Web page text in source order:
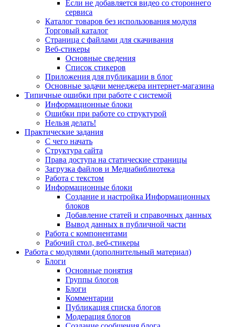
Если не добавляется видео со стороннего
сервиса
Каталог товаров без использования модуля
Торговый каталог
Страница с файлами для скачивания
Веб-стикеры
Основные сведения
Список стикеров
Приложения для публикации в блог
Основные задачи менеджера интернет-магазина
Типичные ошибки при работе с системой
Информационные блоки
Ошибки при работе со структурой
Нельзя делать!
Практические задания
С чего начать
Структура сайта
Права доступа на статические страницы
Загрузка файлов и Медиабиблиотека
Работа с текстом
Информационные блоки
Создание и настройка Информационных
блоков
Добавление статей и справочных данных
Вывод данных в публичной части
Работа с компонентами
Рабочий стол, веб-стикеры
Работа с модулями (дополнительный материал)
Блоги
Основные понятия
Группы блогов
Блоги
Комментарии
Публикация списка блогов
Модерация блогов